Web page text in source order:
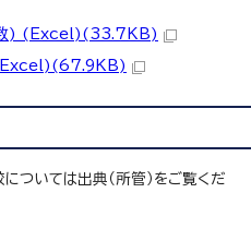
数) (Excel)(33.7KB)
(Excel)(67.9KB)
いては出典（所管）をご覧くだ